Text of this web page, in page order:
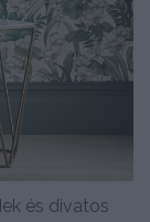
és divatos